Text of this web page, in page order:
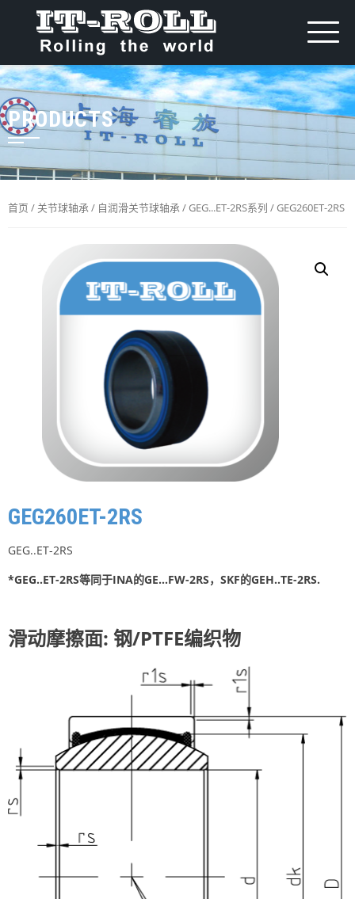
PRODUCTS
首页 / 关节球轴承/ 自润滑关节球轴承/GEG...ET-2RS系列 / GEG260ET-2RS
GEG260ET-2RS
GEG..ET-2RS
*GEG..ET-2RS等同于INA的GE…FW-2RS，SKF的GEH..TE-2RS.
滑动摩擦面: 钢/PTFE编织物